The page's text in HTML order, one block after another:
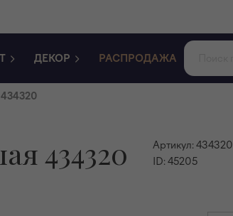
ДЕКОР РАСПРОДАЖА
434320 Артикул: 434320
ID: 45205